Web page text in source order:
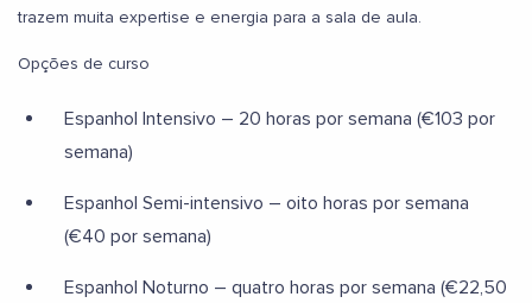
trazem muita expertise e energia para a sala de aula.
Opções de curso
Espanhol Intensivo – 20 horas por semana (€103 por
semana)
Espanhol Semi-intensivo – oito horas por semana
(€40 por semana)
Espanhol Noturno – quatro horas por semana (€22,50